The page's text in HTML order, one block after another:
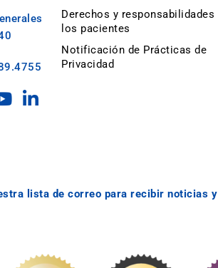
Derechos y responsabilidades
los pacientes
Notificación de Prácticas de
Privacidad
lista de correo para recibir noticias